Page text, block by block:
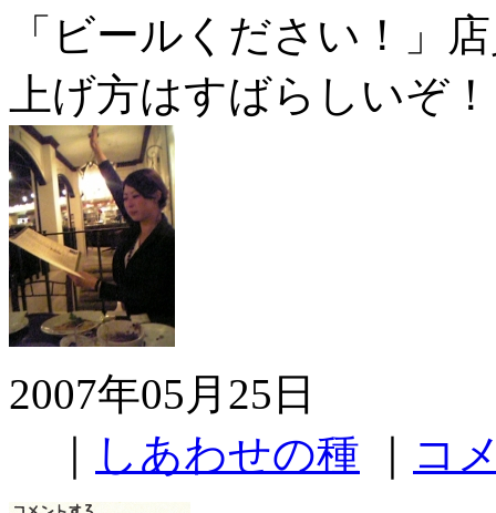
「ビールください！」
上げ方はすばらしいぞ
2007年05月25日
しあわせの種 コ